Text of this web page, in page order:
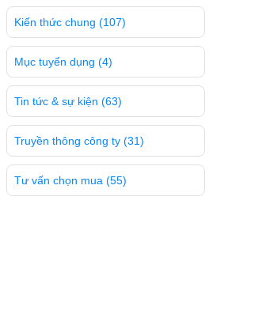
Kiến thức chung (107)
Mục tuyển dụng (4)
Tin tức & sự kiện (63)
Truyền thông công ty (31)
Tư vấn chọn mua (55)